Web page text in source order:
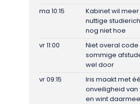
ma 10:15
Kabinet wil
nuttige
nog niet hoe
vr 11:00
Niet overal
sommige
wel door
vr 09:15
Iris maakt met
onveiligheid
en wint